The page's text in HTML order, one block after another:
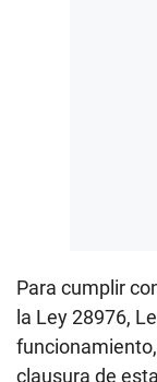
Para cumplir
la Ley 28976,
clausura de